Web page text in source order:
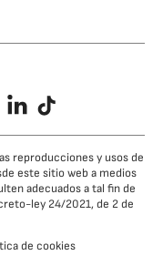
LinkedIn
TikTok
reproducciones y usos de
este sitio web a medios
adecuados a tal fin de
ley 24/2021, de 2 de
de cookies